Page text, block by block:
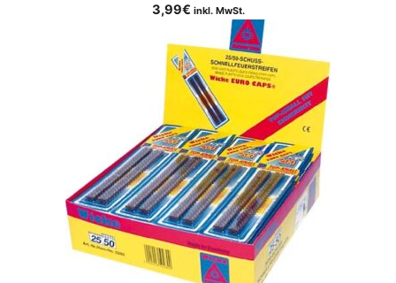
3,99€ inkl. MwSt.